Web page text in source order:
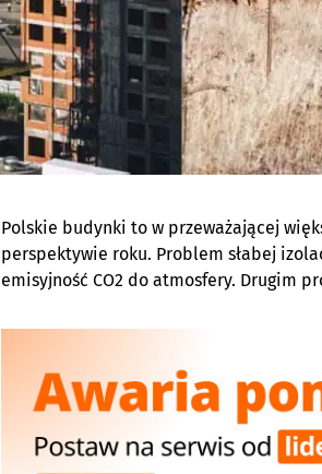
Polskie budynki to w przeważającej
perspektywie roku. Problem słabej
emisyjność CO2 do atmosfery. Drugim